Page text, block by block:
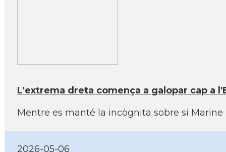
L'extrema dreta comença a galopar cap a
Mentre es manté la incògnita sobre si
2026-05-06